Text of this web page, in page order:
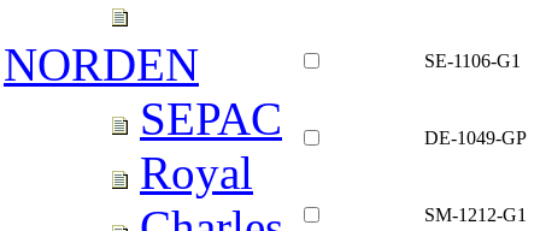
NORDEN
SEPAC
Royal
SE-1106-G1
DE-1049-GP
SM-1212-G1